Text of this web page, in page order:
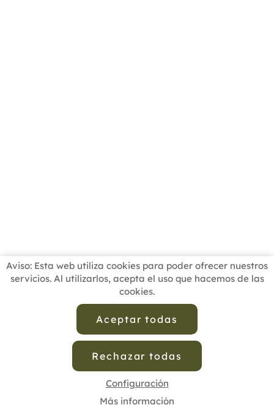
Aviso: Esta web utiliza cookies para poder ofrecer nuestros
servicios. Al utilizarlos, acepta el uso que hacemos de las
cookies.
Aceptar todas
Rechazar todas
Configuración
Más información
BUSCADOR PROFESIONALES
ESCUELAS RECOMENDADAS
CONTACTO
Política de Privacidad de Datos
Política de Calidad
Política de Cookies
Configuración de Cookies
© 2025 - Diseño y programación por